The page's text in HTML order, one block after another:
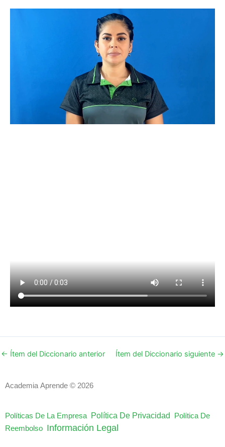
← Ítem del Diccionario anterior Ítem del Diccionario siguiente →
Academia Aprende © 2026
Políticas De La Empresa Política De Privacidad
Política De
Reembolso Información Legal